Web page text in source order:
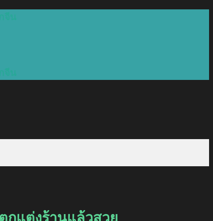
กแต่งร้านแล้วสวย